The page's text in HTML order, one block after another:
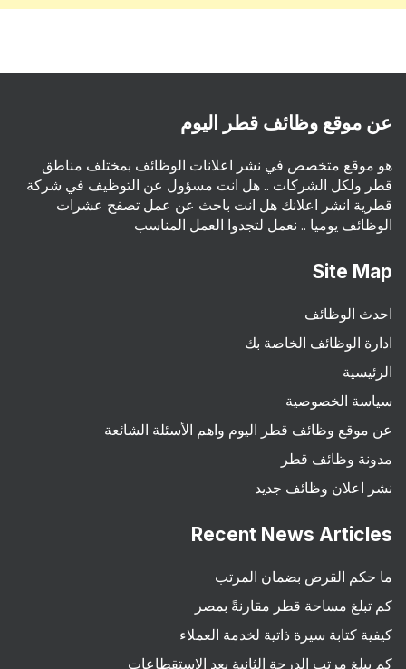
عن موقع وظائف قطر اليوم
هو موقع متخصص في نشر اعلانات الوظائف بمختلف مناطق
قطر ولكل الشركات .. هل انت مسؤول عن التوظيف في شركة
قطرية انشر اعلانك هل انت باحث عن عمل تصفح عشرات
الوظائف يوميا .. نعمل لتجدوا العمل المناسب
Site Map
احدث الوظائف
ادارة الوظائف الخاصة بك
الرئيسية
سياسة الخصوصية
عن موقع وظائف قطر اليوم واهم الأسئلة الشائعة
مدونة وظائف قطر
نشر اعلان وظائف جديد
Recent News Articles
ما حكم القرض بضمان المرتب
كم تبلغ مساحة قطر مقارنةً بمصر
كيفية كتابة سيرة ذاتية لخدمة العملاء
كم يبلغ مرتب الدرجة الثانية بعد الاستقطاعات